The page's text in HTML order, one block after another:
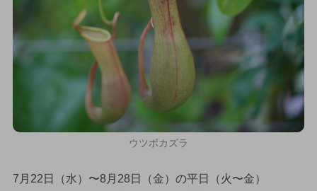
ウツボカズラ
7月22日（水）〜8月28日（金）の平日（火〜金）